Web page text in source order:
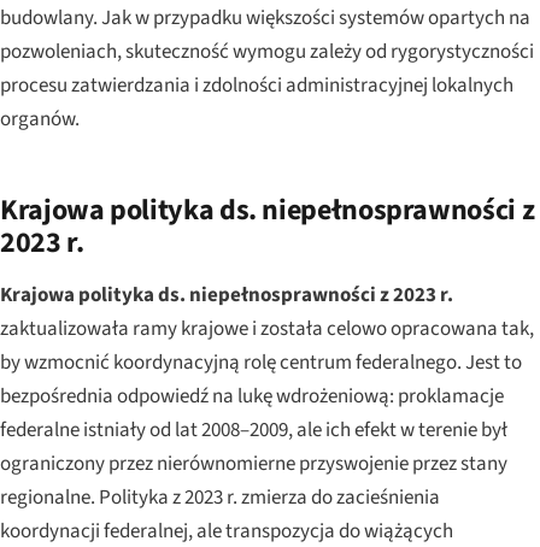
budowlany. Jak w przypadku większości systemów opartych na
pozwoleniach, skuteczność wymogu zależy od rygorystyczności
procesu zatwierdzania i zdolności administracyjnej lokalnych
organów.
Krajowa polityka ds. niepełnosprawności z
2023 r.
Krajowa polityka ds. niepełnosprawności z 2023 r.
zaktualizowała ramy krajowe i została celowo opracowana tak,
by wzmocnić koordynacyjną rolę centrum federalnego. Jest to
bezpośrednia odpowiedź na lukę wdrożeniową: proklamacje
federalne istniały od lat 2008–2009, ale ich efekt w terenie był
ograniczony przez nierównomierne przyswojenie przez stany
regionalne. Polityka z 2023 r. zmierza do zacieśnienia
koordynacji federalnej, ale transpozycja do wiążących